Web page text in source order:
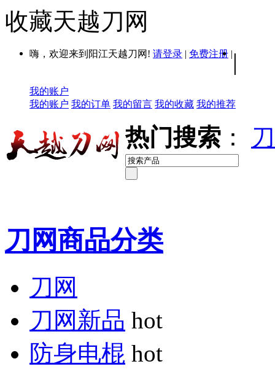
收藏天越刀网
嗨，欢迎来到阳江天越刀网! 请登录 | 免费注册 | |
我的账户
我的账户 我的订单 我的留言 我的收藏 我的推荐
热门搜索 ：
刀网商品分类
刀网
刀网新品 hot
防身电棍 hot